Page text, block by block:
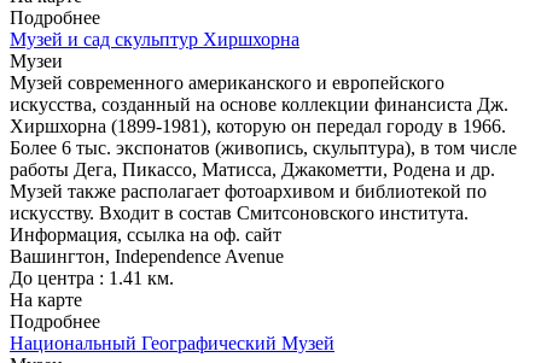
Подробнее
Музей и сад скульптур Хиршхорна
Музеи
Музей современного американского и европейского
искусства, созданный на основе коллекции финансиста Дж.
Хиршхорна (1899-1981), которую он передал городу в 1966.
Более 6 тыс. экспонатов (живопись, скульптура), в том числе
работы Дега, Пикассо, Матисса, Джакометти, Родена и др.
Музей также располагает фотоархивом и библиотекой по
искусству. Входит в состав Смитсоновского института.
Информация, ссылка на оф. сайт
Вашингтон, Independence Avenue
До центра : 1.41 км.
На карте
Подробнее
Национальный Географический Музей